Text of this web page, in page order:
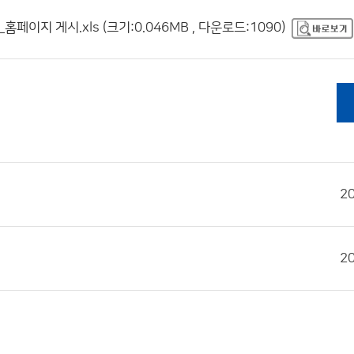
페이지 게시.xls (크기:0.046MB , 다운로드:1090)